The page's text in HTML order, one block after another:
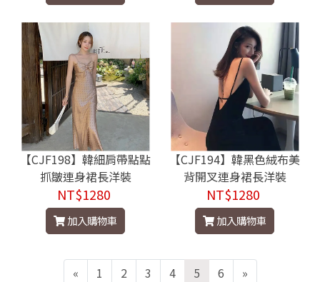
【CJF198】韓細肩帶點點
抓皺連身裙長洋裝
NT$1280
加入購物車
【CJF194】韓黑色絨布美
背開叉連身裙長洋裝
NT$1280
加入購物車
« 1 2 3 4 5 6 »